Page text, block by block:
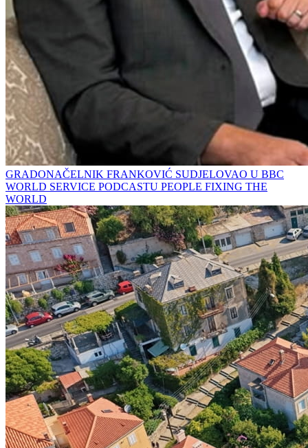
GRADONAČELNIK FRANKOVIĆ SUDJELOVAO U BBC
WORLD SERVICE PODCASTU PEOPLE FIXING THE
WORLD